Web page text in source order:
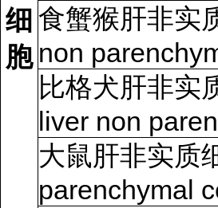
细
胞
食蟹猴肝非实
non
比格犬肝非实
liver non
大鼠肝非实质
parenchymal